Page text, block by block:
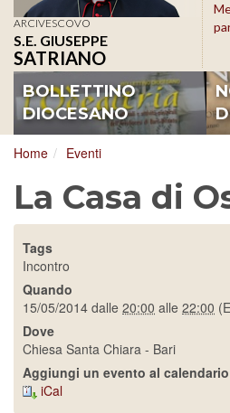
ARCIVESCOVO
S.E. GIUSEPPE
SATRIANO
BOLLETTINO
DIOCESANO
Home Eventi
La Casa di
Tags
Incontro
Quando
15/05/2014 dalle 20:00 alle 22:00
Dove
Chiesa Santa Chiara - Bari
Aggiungi un evento al calendario
iCal